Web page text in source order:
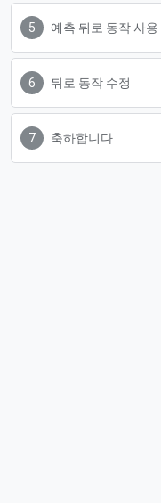
예측 뒤로 동작 사용
뒤로 동작 수정
축하합니다